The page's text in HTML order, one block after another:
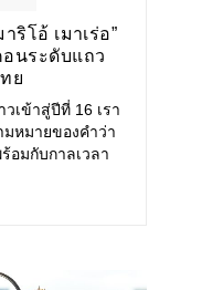
ริโอ้ เมาเร่อ”
นระดับแถว
ย
วเข้าสู่ปีที่ 16 เรา
หมายของคำว่า
อมกับกาลเวลา